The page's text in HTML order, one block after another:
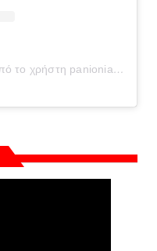
Η δημοσίευση κοινοποιήθηκε από το χρήστη panionianea.gr (@panionianea.gr)